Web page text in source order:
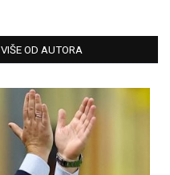
VIŠE OD AUTORA